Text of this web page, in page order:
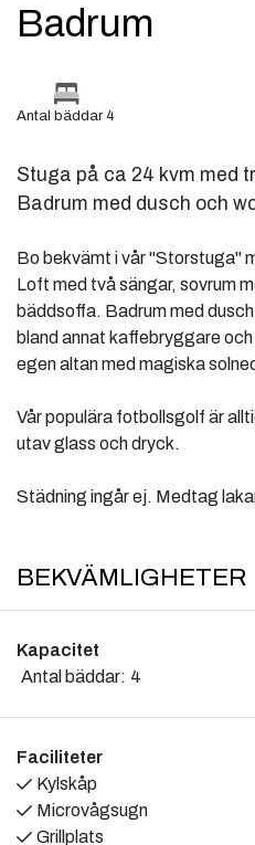
Badrum
Antal bäddar 4
Stuga på ca 24 kvm med
Badrum med dusch och
Bo bekvämt i vår "Storstuga"
Loft med två sängar, sovrum
bäddsoffa. Badrum med
bland annat kaffebryggare
egen altan med magiska
Vår populära fotbollsgolf är
utav glass och dryck.
Städning ingår ej. Medtag
BEKVÄMLIGHETER
Kapacitet
Antal bäddar: 4
Faciliteter
Kylskåp
Microvågsugn
Grillplats